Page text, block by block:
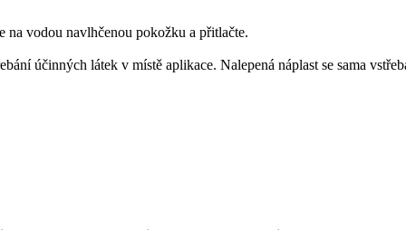
na vodou navlhčenou pokožku a přitlačte.
účinných látek v místě aplikace. Nalepená náplast se sama